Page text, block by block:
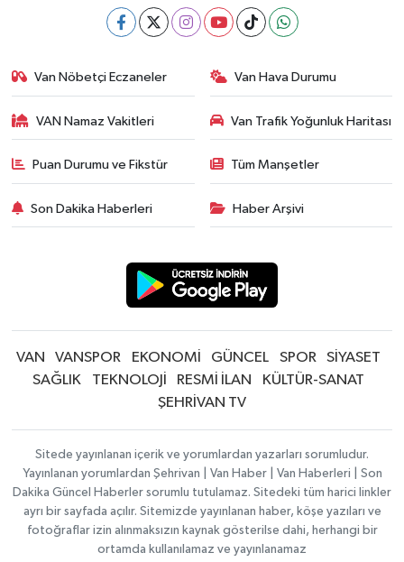
Van Nöbetçi Eczaneler Van Hava Durumu
VAN Namaz Vakitleri Van Trafik Yoğunluk Haritası
Puan Durumu ve Fikstür Tüm Manşetler
Son Dakika Haberleri Haber Arşivi
VAN VANSPOR EKONOMİ GÜNCEL SPOR
SİYASET
SAĞLIK
TEKNOLOJİ RESMİ İLAN
KÜLTÜR-SANAT
ŞEHRİVAN TV
Sitede yayınlanan içerik ve yorumlardan yazarları sorumludur.
Yayınlanan yorumlardan Şehrivan | Van Haber | Van Haberleri | Son
Dakika Güncel Haberler sorumlu tutulamaz. Sitedeki tüm harici linkler
ayrı bir sayfada açılır. Sitemizde yayınlanan haber, köşe yazıları ve
fotoğraflar izin alınmaksızın kaynak gösterilse dahi, herhangi bir
ortamda kullanılamaz ve yayınlanamaz